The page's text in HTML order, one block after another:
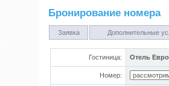
Бронирование номера
Заявка Дополнительные
Гостиница: Отель
Номер: